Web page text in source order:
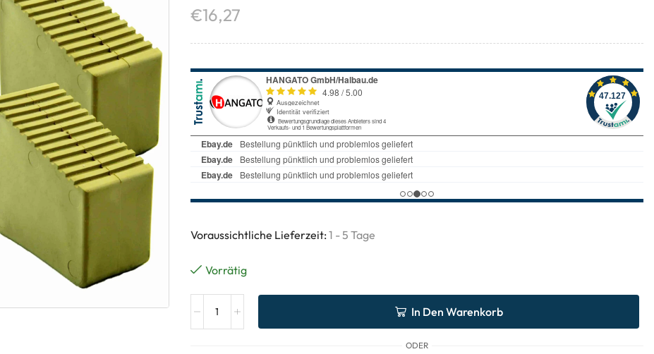
€16,27
Voraussichtliche Lieferzeit: 1 - 5 Tage
Vorrätig
In Den Warenkorb
ODER